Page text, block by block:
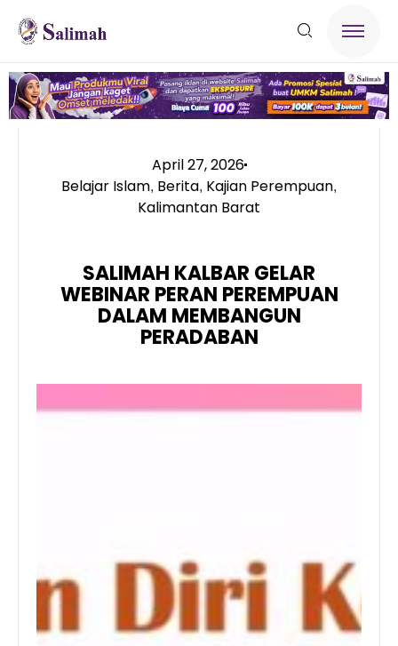
April 27, 2026
Belajar Islam, Berita, Kajian Perempuan,
Kalimantan Barat
SALIMAH KALBAR GELAR
WEBINAR PERAN PEREMPUAN
DALAM MEMBANGUN
PERADABAN